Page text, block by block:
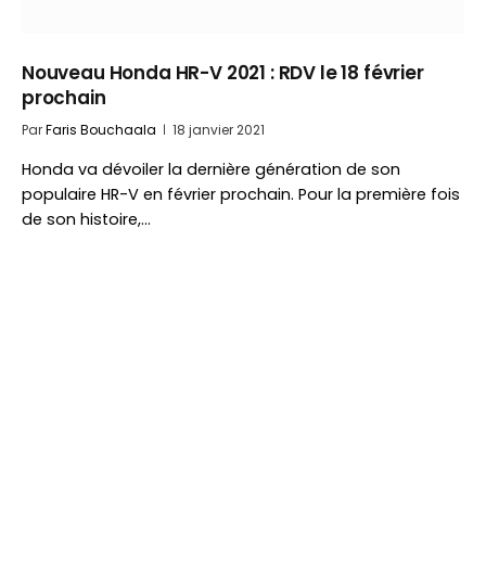
Nouveau Honda HR-V 2021 : RDV le 18 février
prochain
ParFaris Bouchaala 18 janvier 2021
Honda va dévoiler la dernière génération de son
populaire HR-V en février prochain. Pour la première fois
de son histoire,…